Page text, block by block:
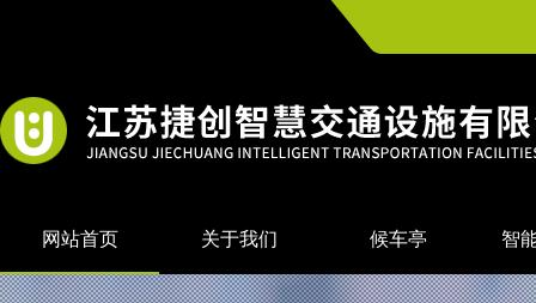
网站首页 关于我们 候车亭 智